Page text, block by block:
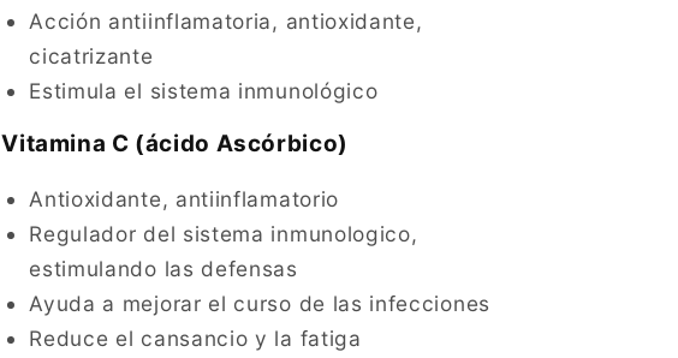
Acción antiinflamatoria, antioxidante,
cicatrizante
Estimula el sistema inmunológico
Vitamina C (ácido Ascórbico)
Antioxidante, antiinflamatorio
Regulador del sistema inmunologico,
estimulando las defensas
Ayuda a mejorar el curso de las infecciones
Reduce el cansancio y la fatiga